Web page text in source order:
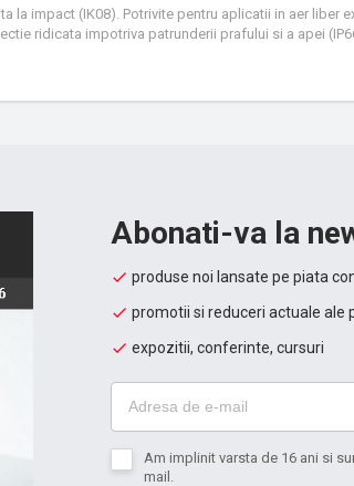
la impact (IK08). Potrivite pentru aplicatii in aer liber
ridicata impotriva patrunderii prafului si a apei
Abonati-va la
produse noi lansate pe piata
promotii si reduceri actuale ale
expozitii, conferinte, cursuri
Am implinit varsta de 16 ani si
mail.